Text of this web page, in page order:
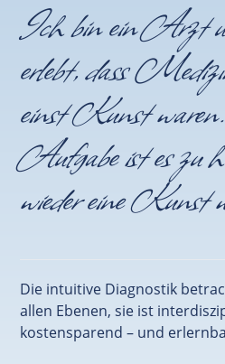
Ich bin ein Arzt
erlebt, dass
einst Kunst
Aufgabe ist es zu
wieder eine Kunst
Die intuitive Diagnostik
allen Ebenen, sie ist
kostensparend – und